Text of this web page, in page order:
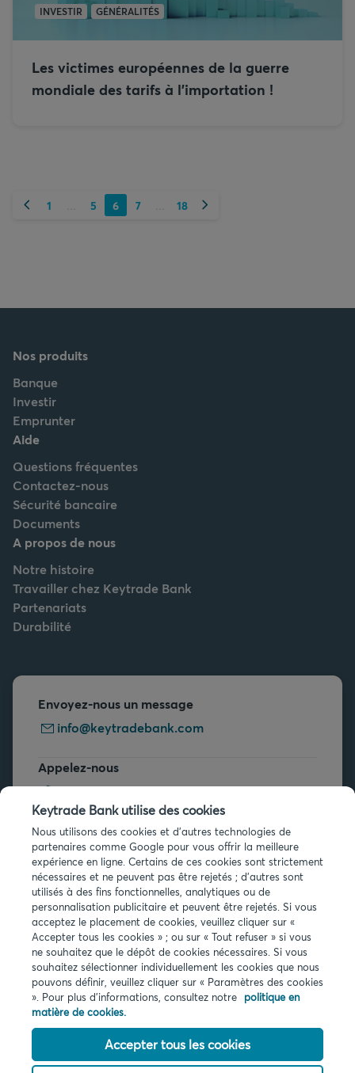
INVESTIR GÉNÉRALITÉS
Les victimes européennes de la guerre
mondiale des tarifs à l’importation !
Précédent
1 5 6 7 18 Suivant
Nos produits
Banque
Investir
Emprunter
Aide
Questions fréquentes
Contactez-nous
Sécurité bancaire
Documents
A propos de nous
Notre histoire
Travailler chez Keytrade Bank
Partenariats
Durabilité
Envoyez-nous un message
info@keytradebank.com
Appelez-nous
+32 2 679 90 00
Vous avez des questions ?
Questions fréquentes
Infos légales
Privacy
Cookies
PSD2
Accessibilité
Keytrade Bank utilise des cookies
Nous utilisons des cookies et d'autres technologies de
partenaires comme Google pour vous offrir la meilleure
expérience en ligne. Certains de ces cookies sont strictement
nécessaires et ne peuvent pas être rejetés ; d'autres sont
utilisés à des fins fonctionnelles, analytiques ou de
personnalisation publicitaire et peuvent être rejetés. Si vous
acceptez le placement de cookies, veuillez cliquer sur «
Accepter tous les cookies » ; ou sur « Tout refuser » si vous
ne souhaitez que le dépôt de cookies nécessaires. Si vous
souhaitez sélectionner individuellement les cookies que nous
pouvons définir, veuillez cliquer sur « Paramètres des cookies
». Pour plus d'informations, consultez notre politique en
matière de cookies.
Accepter tous les cookies